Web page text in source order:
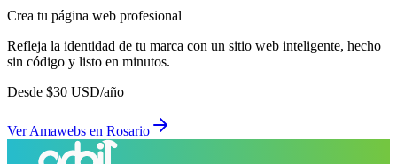
Crea tu página web profesional
Refleja la identidad de tu marca con un sitio web inteligente, hecho
sin código y listo en minutos.
Desde $30 USD/año
VerAmawebs en Rosario